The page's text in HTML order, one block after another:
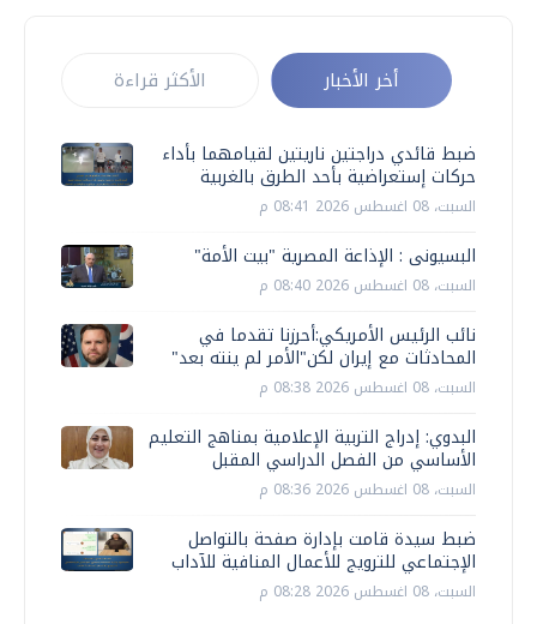
أخر الأخبار الأكثر قراءة
ضبط قائدي دراجتين ناريتين لقيامهما بأداء
حركات إستعراضية بأحد الطرق بالغربية
السبت، 08 اغسطس 2026 08:41 م
البسيونى : الإذاعة المصرية "بيت الأمة"
السبت، 08 اغسطس 2026 08:40 م
نائب الرئيس الأمريكي:أحرزنا تقدما في
المحادثات مع إيران لكن"الأمر لم ينته بعد"
السبت، 08 اغسطس 2026 08:38 م
البدوي: إدراج التربية الإعلامية بمناهج التعليم
الأساسي من الفصل الدراسي المقبل
السبت، 08 اغسطس 2026 08:36 م
ضبط سيدة قامت بإدارة صفحة بالتواصل
الإجتماعي للترويج للأعمال المنافية للآداب
السبت، 08 اغسطس 2026 08:28 م